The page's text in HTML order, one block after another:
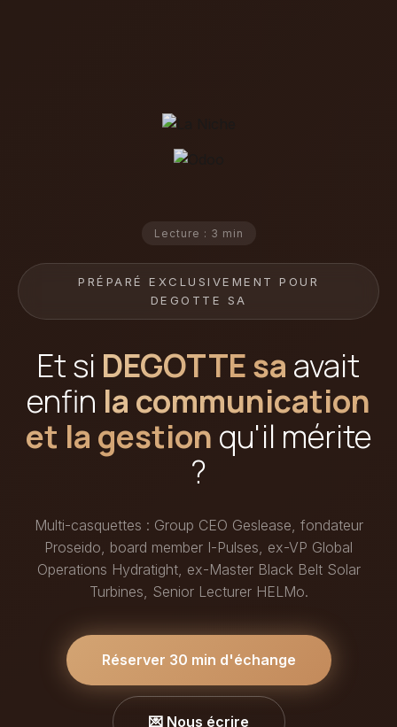
Lecture : 3 min
PRÉPARÉ EXCLUSIVEMENT POUR
DEGOTTE SA
Et si DEGOTTE sa avait
enfin la communication
et la gestion qu'il mérite
?
Multi-casquettes : Group CEO Geslease, fondateur
Proseido, board member I-Pulses, ex-VP Global
Operations Hydratight, ex-Master Black Belt Solar
Turbines, Senior Lecturer HELMo.
Réserver 30 min d'échange
💌 Nous écrire